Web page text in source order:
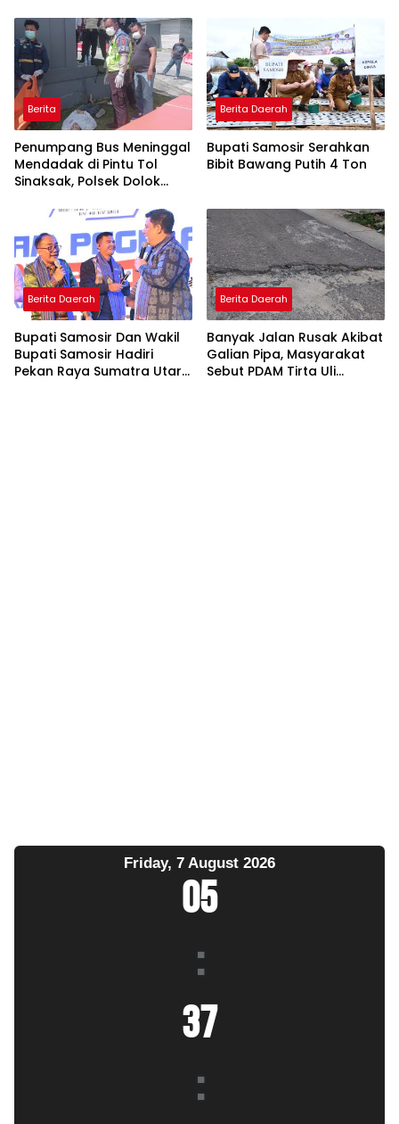
Berita
Penumpang Bus Meninggal
Mendadak di Pintu Tol
Sinaksak, Polsek Dolok
Cepat Olah TKP
Berita Daerah
Bupati Samosir Serahkan
Bibit Bawang Putih 4 Ton
Berita Daerah
Bupati Samosir Dan Wakil
Bupati Samosir Hadiri
Pekan Raya Sumatra Utara
Berita Daerah
Banyak Jalan Rusak Akibat
Galian Pipa, Masyarakat
Sebut PDAM Tirta Uli
Friday, 7 August 2026
05
:
37
: